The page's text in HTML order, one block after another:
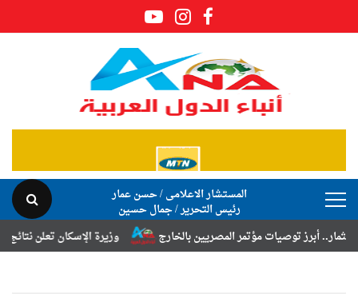
المستشار الاعلامى / حسن عمار
رئيس التحرير / جمال حسين
وزيرة الإسكان تعلن نتائج قرعة
توصيات مؤتمر المصريين بالخارج